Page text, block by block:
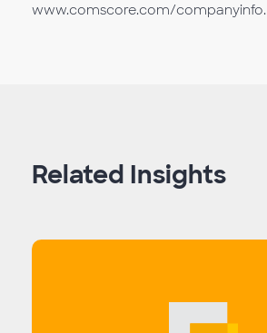
www.comscore.com/companyinfo.
Related Insights